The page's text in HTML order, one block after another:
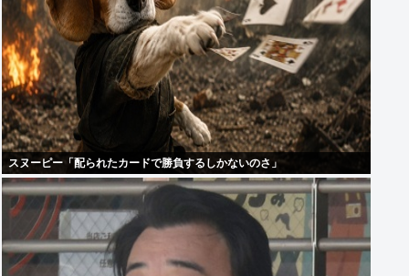
スヌーピー「配られたカードで勝負するしかないのさ」